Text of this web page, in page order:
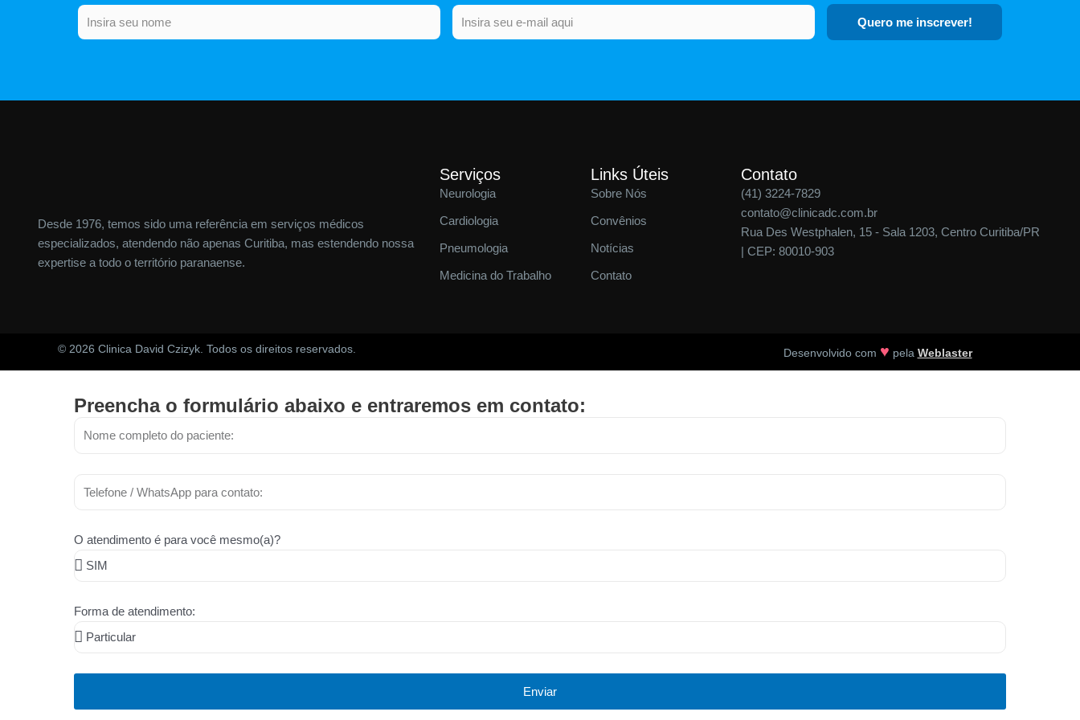
Nome Email
Quero me inscrever!
Desde 1976, temos sido uma referência em serviços médicos
especializados, atendendo não apenas Curitiba, mas estendendo nossa
expertise a todo o território paranaense.
Serviços
Neurologia
Cardiologia
Pneumologia
Medicina do Trabalho
Links Úteis
Sobre Nós
Convênios
Notícias
Contato
Contato
(41) 3224-7829
contato@clinicadc.com.br
Rua Des Westphalen, 15 - Sala 1203, Centro Curitiba/PR
| CEP: 80010-903
© 2026 Clinica David Czizyk. Todos os direitos reservados. Desenvolvido com ♥ pela Weblaster
Preencha o formulário abaixo e entraremos em contato:
O atendimento é para você mesmo(a)?
Forma de atendimento:
Enviar